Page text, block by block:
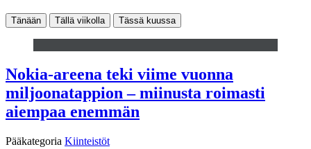
Tänään Tällä viikolla Tässä kuussa
Nokia-areena teki viime vuonna
miljoonatappion – miinusta roimasti
aiempaa enemmän
Pääkategoria Kiinteistöt